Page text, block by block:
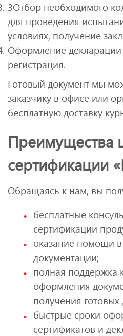
3Отбор необходимого
для проведения
условиях, получение
Оформление декларации
регистрация.
Готовый документ мы
заказчику в офисе или
бесплатную доставку
Преимущества
сертификации
Обращаясь к нам, вы
бесплатные
сертификации
оказание помощи в
документации;
полная поддержка
оформления
получения готовых
быстрые сроки
сертификатов и